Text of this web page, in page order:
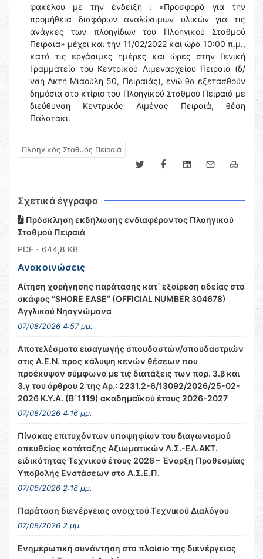
φακέλου με την ένδειξη : «Προσφορά για την
προμήθεια διαφόρων αναλώσιμων υλικών για τις
ανάγκες των πλοηγίδων του Πλοηγικού Σταθμού
Πειραιά» μέχρι και την 11/02/2022 και ώρα 10:00 π.μ.,
κατά τις εργάσιμες ημέρες και ώρες στην Γενική
Γραμματεία του Κεντρικού Λιμεναρχείου Πειραιά (δ/
νση Ακτή Μιαούλη 50, Πειραιάς), ενώ θα εξετασθούν
δημόσια στο κτίριο του Πλοηγικού Σταθμού Πειραιά με
διεύθυνση Κεντρικός Λιμένας Πειραιά, θέση
Παλατάκι.
Πλοηγικός Σταθμός Πειραιά
Σχετικά έγγραφα
Πρόσκληση εκδήλωσης ενδιαφέροντος Πλοηγικού
Σταθμού Πειραιά
PDF - 644,8 KB
Ανακοινώσεις
Αίτηση χορήγησης παράτασης κατ΄ εξαίρεση αδείας στο
σκάφος ‘’SHORE EASE’’ (OFFICIAL NUMBER 304678)
Αγγλικού Νηογνώμονα
07/08/2026 4:57 μμ.
Αποτελέσματα εισαγωγής σπουδαστών/σπουδαστριών
στις Α.Ε.Ν. προς κάλυψη κενών θέσεων που
προέκυψαν σύμφωνα με τις διατάξεις των παρ. 3.β και
3.γ του άρθρου 2 της Αρ.: 2231.2-6/13092/2026/25-02-
2026 Κ.Υ.Α. (Β’ 1119) ακαδημαϊκού έτους 2026-2027
07/08/2026 4:16 μμ.
Πίνακας επιτυχόντων υποψηφίων του διαγωνισμού
απευθείας κατάταξης Αξιωματικών Λ.Σ.-ΕΛ.ΑΚΤ.
ειδικότητας Τεχνικού έτους 2026 – Έναρξη Προθεσμίας
Υποβολής Ενστάσεων στο Α.Σ.Ε.Π.
07/08/2026 2:18 μμ.
Παράταση διενέργειας ανοιχτού Τεχνικού Διαλόγου
07/08/2026 2 μμ.
Ενημερωτική συνάντηση στο πλαίσιο της διενέργειας